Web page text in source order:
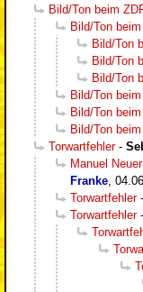
Bild/Ton beim
Bild/Ton
Bild/Ton
Bild/Ton
Bild/Ton
Bild/Ton
Bild/Ton
Bild/Ton
Torwartfehler-
Manuel
Franke
Torwartfehler-
Torwartfehler-